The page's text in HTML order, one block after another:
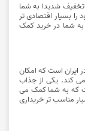
تخفیف شدیدا به شما
بسیار اقتصادی تر
به شما در خرید کمک
ایران است که امکان
کند. یکی از جذاب
که به شما کمک می
مناسب ‌تر خریداری